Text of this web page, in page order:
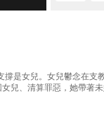
是女兒。女兒鬱念在支
兒、清算罪惡，她帶著